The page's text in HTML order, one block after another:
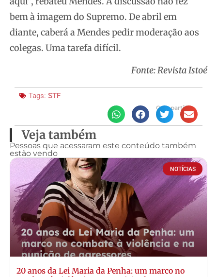
bem à imagem do Supremo. De abril em
diante, caberá a Mendes pedir moderação aos
colegas. Uma tarefa difícil.
Fonte: Revista Istoé
Tags: STF
Compartilhe
Veja também
Pessoas que acessaram este conteúdo também
estão vendo
NOTÍCIAS
20 anos da Lei Maria da Penha: um marco no